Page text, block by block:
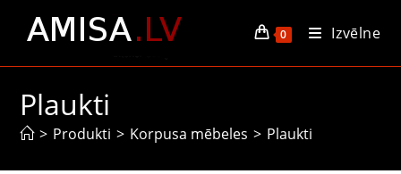
0 Izvēlne
Plaukti
> Produkti > Korpusa mēbeles > Plaukti